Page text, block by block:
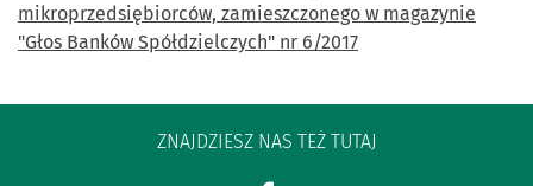
mikroprzedsiębiorców, zamieszczonego w magazynie
"Głos Banków Spółdzielczych" nr 6/2017
ZNAJDZIESZ NAS TEŻ TUTAJ